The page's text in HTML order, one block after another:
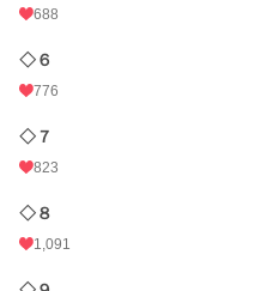
月間ポイント
年間ポイント
688
◇６
776
◇７
823
◇８
1,091